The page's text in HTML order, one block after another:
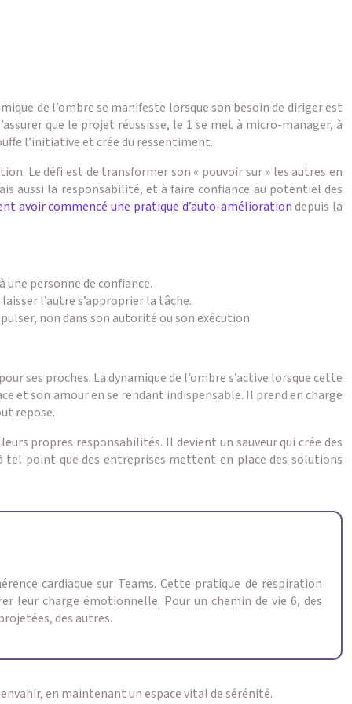
de l’ombre se manifeste lorsque son besoin de diriger est
que le projet réussisse, le 1 se met à micro-manager, à
l’initiative et crée du ressentiment.
Le défi est de transformer son « pouvoir sur » les autres en
aussi la responsabilité, et à faire confiance au potentiel des
avoir commencé une pratique d’auto-améliorationdepuis la
une personne de confiance.
l’autre s’approprier la tâche.
non dans son autorité ou son exécution.
ses proches. La dynamique de l’ombre s’active lorsque cette
et son amour en se rendant indispensable. Il prend en charge
repose.
propres responsabilités. Il devient un sauveur qui crée des
tel point que des entreprises mettent en place des solutions
cardiaque sur Teams. Cette pratique de respiration
leur charge émotionnelle. Pour un chemin de vie 6, des
des autres.
en maintenant un espace vital de sérénité.